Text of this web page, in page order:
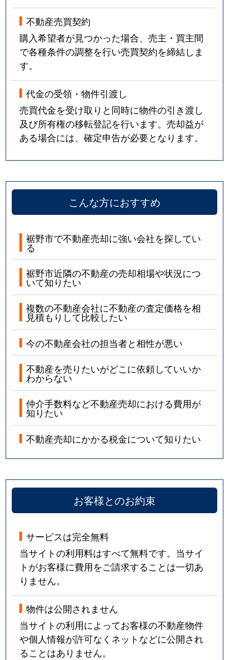
不動産売買契約
購入希望者が見つかった場合、売主・買主間
で各種条件の調整を行い売買契約を締結しま
す。
代金の受領・物件引渡し
売買代金を受け取りと同時に物件の引き渡し
及び所有権の移転登記を行います。売却益が
ある場合には、確定申告が必要となります。
こんな方におすすめ
裾野市で不動産売却に強い会社を探してい
る
裾野市近隣の不動産の売却相場や状況につ
いて知りたい
複数の不動産会社に不動産の査定価格を相
見積もりして比較したい
今の不動産会社の担当者と相性が悪い
不動産を売りたいがどこに依頼していいか
わからない
仲介手数料など不動産売却における費用が
知りたい
不動産売却にかかる税金について知りたい
お客様とのお約束
サービスは完全無料
当サイトの利用料はすべて無料です。当サイ
トがお客様に費用をご請求することは一切あ
りません。
物件は公開されません
当サイトの利用によってお客様の不動産物件
や個人情報が許可なくネットなどに公開され
ることはありません。